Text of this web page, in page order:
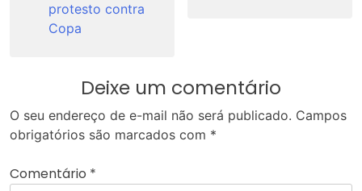
protesto contra
Copa
Deixe um comentário
O seu endereço de e-mail não será publicado. Campos
obrigatórios são marcados com *
Comentário *